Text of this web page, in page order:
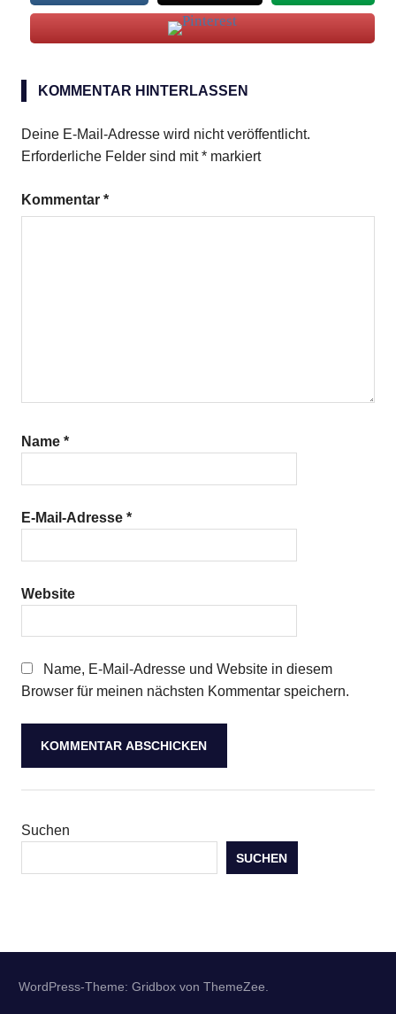
Minipizzen
KOMMENTAR HINTERLASSEN
Deine E-Mail-Adresse wird nicht veröffentlicht.
Erforderliche Felder sind mit* markiert
Kommentar *
Name *
E-Mail-Adresse *
Website
Name, E-Mail-Adresse und Website in diesem
Browser für meinen nächsten Kommentar speichern.
Suchen
SUCHEN
WordPress-Theme: Gridbox von ThemeZee.